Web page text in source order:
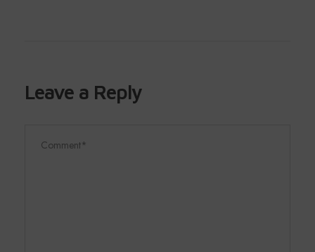
Leave a Reply